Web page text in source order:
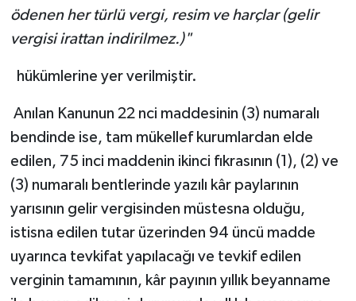
ödenen her türlü vergi, resim ve harçlar (gelir
vergisi irattan indirilmez.)"
hükümlerine yer verilmiştir.
Anılan Kanunun 22 nci maddesinin (3) numaralı
bendinde ise, tam mükellef kurumlardan elde
edilen, 75 inci maddenin ikinci fıkrasının (1), (2) ve
(3) numaralı bentlerinde yazılı kâr paylarının
yarısının gelir vergisinden müstesna olduğu,
istisna edilen tutar üzerinden 94 üncü madde
uyarınca tevkifat yapılacağı ve tevkif edilen
verginin tamamının, kâr payının yıllık beyanname